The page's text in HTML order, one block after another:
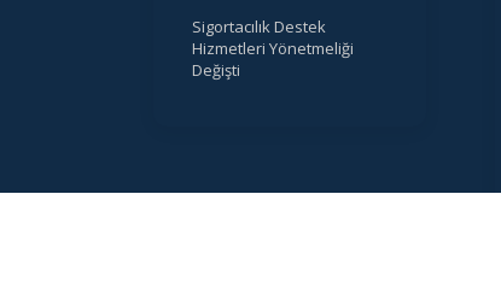
Sigortacılık Destek
Hizmetleri Yönetmeliği
Değişti